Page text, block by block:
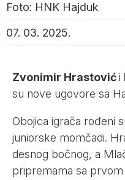
Foto: HNK Hajduk
07. 03. 2025.
Zvonimir Hrastovići
su nove ugovore sa
Obojica igrača rođeni
juniorske momčadi.
desnog bočnog, a
pripremama sa